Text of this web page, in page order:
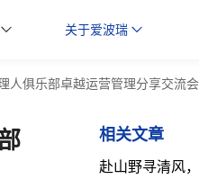
关于爱波瑞
人俱乐部卓越运营管理分享交流
相关文章
赴山野寻清风